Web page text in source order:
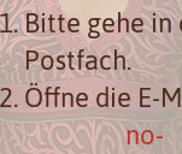
Bitte gehe in
Postfach.
Öffne die
no-